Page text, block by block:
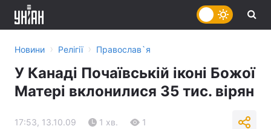
Новини › Релігії › Православ`я
У Канаді Почаївській іконі Божої
Матері вклонилися 35 тис. вірян
17:53, 13.10.09 1 хв. 1